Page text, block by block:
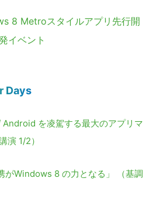
8 Metroスタイルアプリ先行開
イベント
Days
Android を凌駕する最大のアプリマ
演 1/2）
がWindows 8 の力となる」 （基調